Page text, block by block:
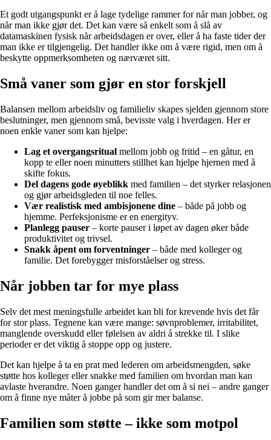
Et godt utgangspunkt er å lage tydelige rammer for når man jobber, og
når man ikke gjør det. Det kan være så enkelt som å slå av
datamaskinen fysisk når arbeidsdagen er over, eller å ha faste tider der
man ikke er tilgjengelig. Det handler ikke om å være rigid, men om å
beskytte oppmerksomheten og nærværet sitt.
Små vaner som gjør en stor forskjell
Balansen mellom arbeidsliv og familieliv skapes sjelden gjennom store
beslutninger, men gjennom små, bevisste valg i hverdagen. Her er
noen enkle vaner som kan hjelpe:
Lag et overgangsritual mellom jobb og fritid – en gåtur, en
kopp te eller noen minutters stillhet kan hjelpe hjernen med å
skifte fokus.
Del dagens gode øyeblikk med familien – det styrker relasjonen
og gjør arbeidsgleden til noe felles.
Vær realistisk med ambisjonene dine – både på jobb og
hjemme. Perfeksjonisme er en energityv.
Planlegg pauser – korte pauser i løpet av dagen øker både
produktivitet og trivsel.
Snakk åpent om forventninger – både med kolleger og
familie. Det forebygger misforståelser og stress.
Når jobben tar for mye plass
Selv det mest meningsfulle arbeidet kan bli for krevende hvis det får
for stor plass. Tegnene kan være mange: søvnproblemer, irritabilitet,
manglende overskudd eller følelsen av aldri å strekke til. I slike
perioder er det viktig å stoppe opp og justere.
Det kan hjelpe å ta en prat med lederen om arbeidsmengden, søke
støtte hos kolleger eller snakke med familien om hvordan man kan
avlaste hverandre. Noen ganger handler det om å si nei – andre ganger
om å finne nye måter å jobbe på som gir mer balanse.
Familien som støtte – ikke som motpol